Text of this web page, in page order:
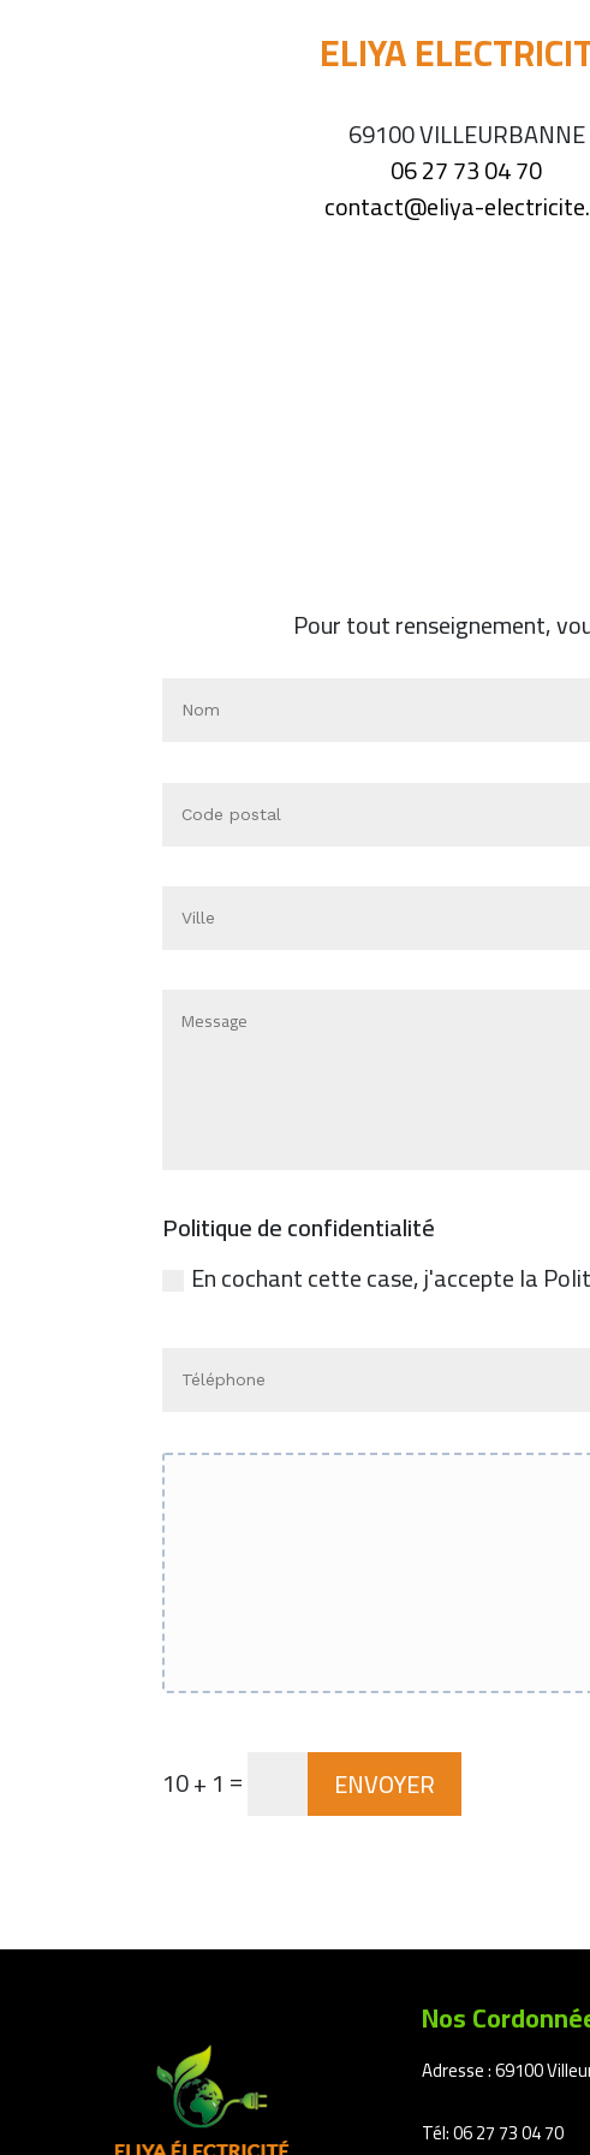
ELIYA
69100 VILLEURBANNE
06 27 73 04 70
contact@eliya-
Pour tout renseignement,
Politique de confidentialité
En cochant cette case, j'accepte la
10 + 1 = ENVOYER
Nos
Adresse : 69100
Tél: 06 27 73 04 70